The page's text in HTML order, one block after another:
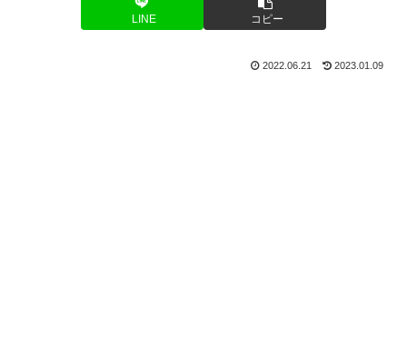
LINE コピー
2022.06.21 2023.01.09